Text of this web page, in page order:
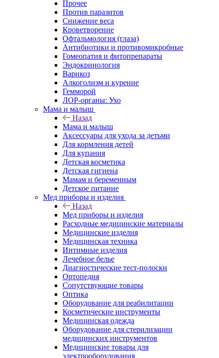
Прочее
Против паразитов
Снижение веса
Кроветворение
Офтальмология (глаза)
Антибиотики и противомикробные
Гомеопатия и фитопрепараты
Эндокринология
Варикоз
Алкоголизм и курение
Гемморой
ЛОР-органы: Ухо
Мама и малыш
Назад
Мама и малыш
Аксессуары для ухода за детьми
Для кормления детей
Для купания
Детская косметика
Детская гигиена
Мамам и беременным
Детское питание
Мед приборы и изделия
Назад
Мед приборы и изделия
Расходные медицинские материалы
Медицинские изделия
Медицинская техника
Интимные изделия
Лечебное белье
Диагностические тест-полоски
Ортопедия
Сопутствующие товары
Оптика
Оборудование для реабилитации
Косметические инструменты
Медицинская одежда
Оборудование для стерилизации
медицинских инструментов
Медицинские товары для
электрооборудования